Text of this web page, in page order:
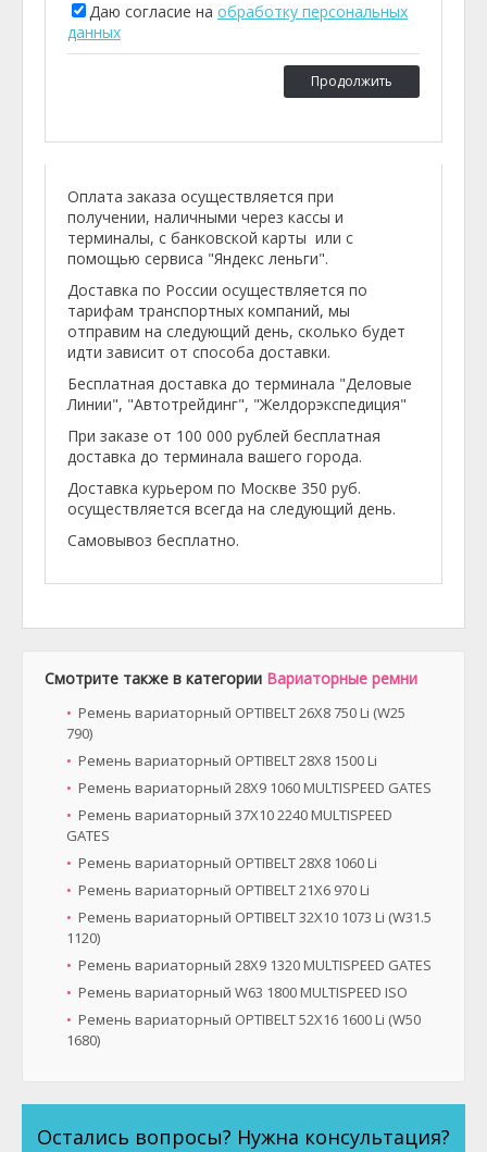
Даю согласие на обработку персональных
данных
Продолжить
Оплата заказа осуществляется при
получении, наличными через кассы и
терминалы, с банковской карты или с
помощью сервиса "Яндекс леньги".
Доставка по России осуществляется по
тарифам транспортных компаний, мы
отправим на следующий день, сколько будет
идти зависит от способа доставки.
Бесплатная доставка до терминала "Деловые
Линии", "Автотрейдинг", "Желдорэкспедиция"
При заказе от 100 000 рублей бесплатная
доставка до терминала вашего города.
Доставка курьером по Москве 350 руб.
осуществляется всегда на следующий день.
Самовывоз бесплатно.
Смотрите также в категории Вариаторные ремни
Ремень вариаторный OPTIBELT 26X8 750 Li (W25
790)
Ремень вариаторный OPTIBELT 28X8 1500 Li
Ремень вариаторный 28X9 1060 MULTISPEED GATES
Ремень вариаторный 37X10 2240 MULTISPEED
GATES
Ремень вариаторный OPTIBELT 28X8 1060 Li
Ремень вариаторный OPTIBELT 21X6 970 Li
Ремень вариаторный OPTIBELT 32X10 1073 Li (W31.5
1120)
Ремень вариаторный 28X9 1320 MULTISPEED GATES
Ремень вариаторный W63 1800 MULTISPEED ISO
Ремень вариаторный OPTIBELT 52X16 1600 Li (W50
1680)
Остались вопросы? Нужна консультация?